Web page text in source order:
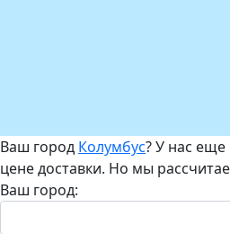
Ваш город Колумбус? У нас
цене доставки. Но мы
Ваш город: